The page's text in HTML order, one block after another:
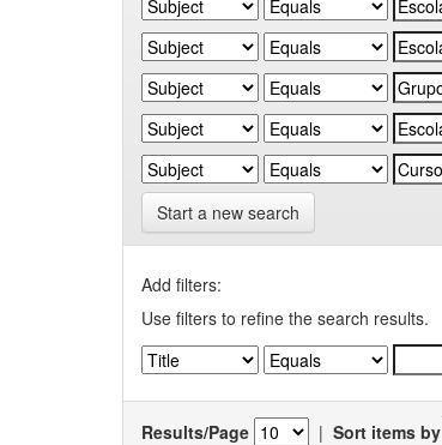
Start a new search
Add filters:
Use filters to refine the search results.
Results/Page | Sort items by